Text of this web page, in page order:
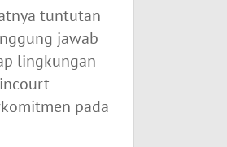
tuntutan
jawab
lingkungan
pada